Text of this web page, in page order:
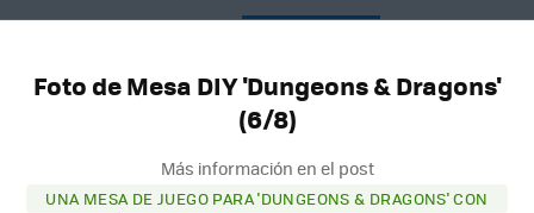
Foto de Mesa DIY 'Dungeons & Dragons'
(6/8)
Más información en el post
UNA MESA DE JUEGO PARA 'DUNGEONS & DRAGONS' CON